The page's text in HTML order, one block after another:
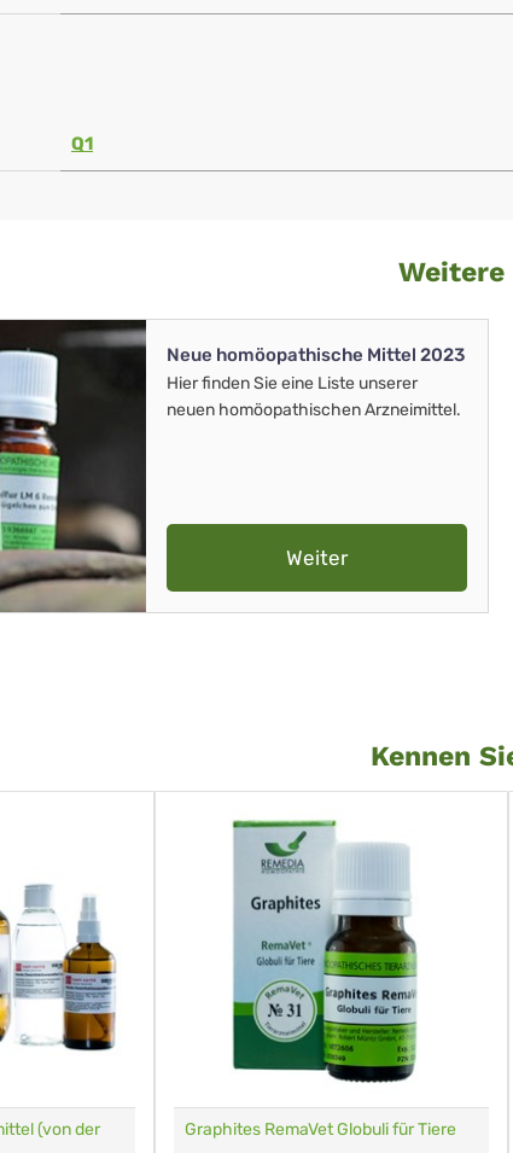
Q1
Weitere
Neue homöopathische Mittel 2023
Hier finden Sie eine Liste unserer
neuen homöopathischen Arzneimittel.
Weiter
Kennen
(von der
Graphites RemaVet Globuli für Tiere